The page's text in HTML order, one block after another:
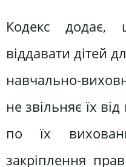
Кодекс додає,
віддавати дітей
навчально-
не звільняє їх
по їх
закріплення